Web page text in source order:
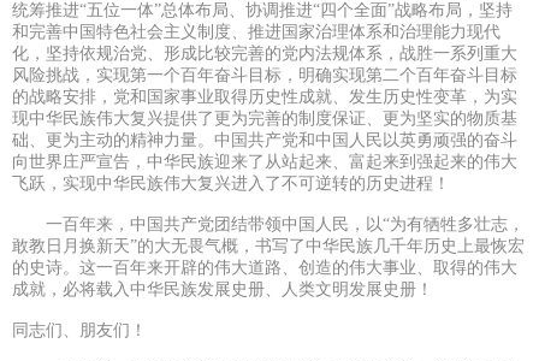
统筹推进“五位一体”总体布局、协调推进“四个全面”战略布局，坚持
和完善中国特色社会主义制度、推进国家治理体系和治理能力现代
化，坚持依规治党、形成比较完善的党内法规体系，战胜一系列重大
风险挑战，实现第一个百年奋斗目标，明确实现第二个百年奋斗目标
的战略安排，党和国家事业取得历史性成就、发生历史性变革，为实
现中华民族伟大复兴提供了更为完善的制度保证、更为坚实的物质基
础、更为主动的精神力量。中国共产党和中国人民以英勇顽强的奋斗
向世界庄严宣告，中华民族迎来了从站起来、富起来到强起来的伟大
飞跃，实现中华民族伟大复兴进入了不可逆转的历史进程！
一百年来，中国共产党团结带领中国人民，以“为有牺牲多壮志，
敢教日月换新天”的大无畏气概，书写了中华民族几千年历史上最恢宏
的史诗。这一百年来开辟的伟大道路、创造的伟大事业、取得的伟大
成就，必将载入中华民族发展史册、人类文明发展史册！
同志们、朋友们！